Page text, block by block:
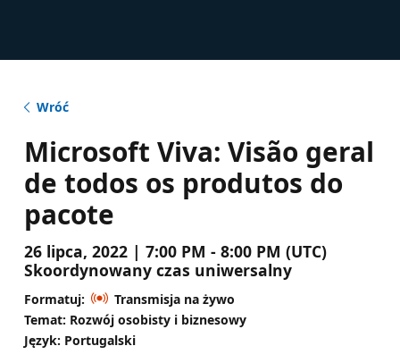
Wróć
Microsoft Viva: Visão geral
de todos os produtos do
pacote
26 lipca, 2022 | 7:00 PM - 8:00 PM (UTC)
Skoordynowany czas uniwersalny
Formatuj:
Transmisja na żywo
Temat: Rozwój osobisty i biznesowy
Język: Portugalski